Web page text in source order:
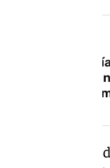
Aemet:
caluroso con
encima de la
los